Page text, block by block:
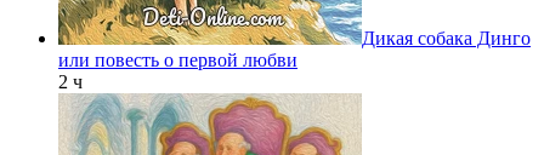
Дикая собака Динго
или повесть о первой любви
2 ч